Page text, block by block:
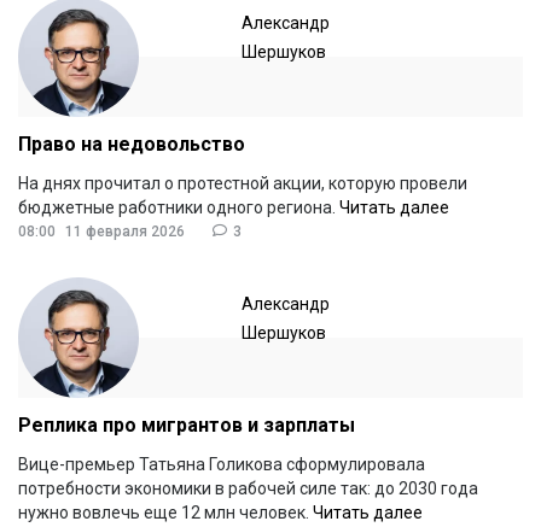
Александр
Шершуков
Право на недовольство
На днях прочитал о протестной акции, которую провели
бюджетные работники одного региона. Читать далее
08:00 11 февраля 2026 3
Александр
Шершуков
Реплика про мигрантов и зарплаты
Вице-премьер Татьяна Голикова сформулировала
потребности экономики в рабочей силе так: до 2030 года
нужно вовлечь еще 12 млн человек. Читать далее